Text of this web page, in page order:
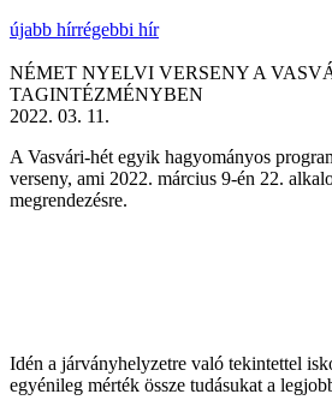
újabb hírrégebbi hír
NÉMET NYELVI VERSENY A
TAGINTÉZMÉNYBEN
2022. 03. 11.
A Vasvári-hét egyik hagyományos
verseny, ami 2022. március 9-én 22.
megrendezésre.
Idén a járványhelyzetre való tekintettel
egyénileg mérték össze tudásukat a